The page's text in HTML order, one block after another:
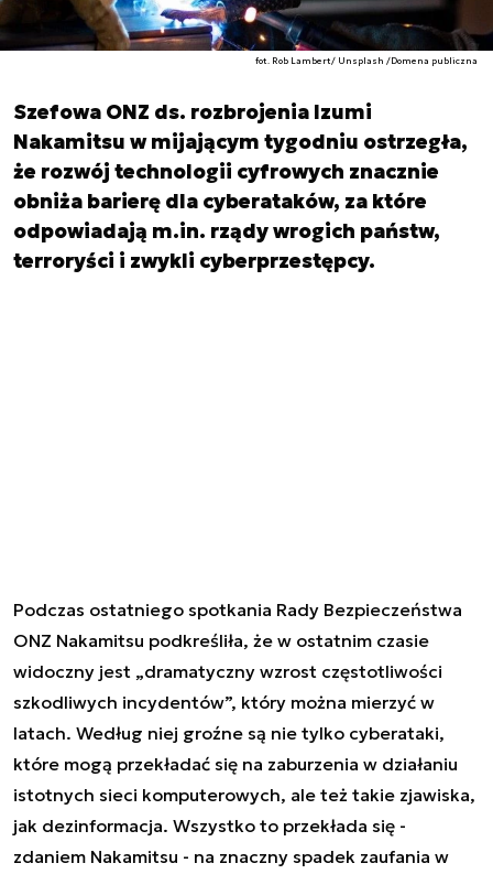
fot. Rob Lambert/ Unsplash /Domena publiczna
Szefowa ONZ ds. rozbrojenia Izumi
Nakamitsu w mijającym tygodniu ostrzegła,
że rozwój technologii cyfrowych znacznie
obniża barierę dla cyberataków, za które
odpowiadają m.in. rządy wrogich państw,
terroryści i zwykli cyberprzestępcy.
Podczas ostatniego spotkania Rady Bezpieczeństwa
ONZ Nakamitsu podkreśliła, że w ostatnim czasie
widoczny jest „dramatyczny wzrost częstotliwości
szkodliwych incydentów”, który można mierzyć w
latach. Według niej groźne są nie tylko cyberataki,
które mogą przekładać się na zaburzenia w działaniu
istotnych sieci komputerowych, ale też takie zjawiska,
jak dezinformacja. Wszystko to przekłada się -
zdaniem Nakamitsu - na znaczny spadek zaufania w